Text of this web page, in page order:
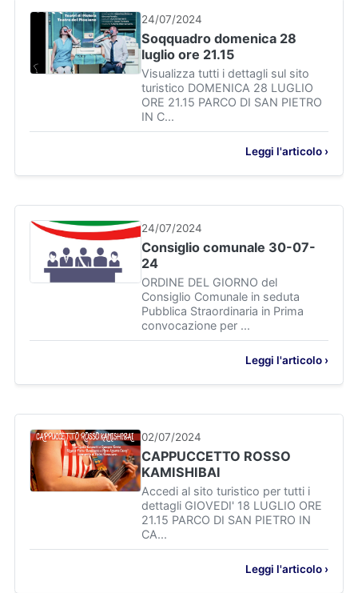
24/07/2024
Soqquadro domenica 28
luglio ore 21.15
Visualizza tutti i dettagli sul sito
turistico DOMENICA 28 LUGLIO
ORE 21.15 PARCO DI SAN PIETRO
IN C...
Leggi l'articolo ›
24/07/2024
Consiglio comunale 30-07-
24
ORDINE DEL GIORNO del
Consiglio Comunale in seduta
Pubblica Straordinaria in Prima
convocazione per ...
Leggi l'articolo ›
02/07/2024
CAPPUCCETTO ROSSO
KAMISHIBAI
Accedi al sito turistico per tutti i
dettagli GIOVEDI' 18 LUGLIO ORE
21.15 PARCO DI SAN PIETRO IN
CA...
Leggi l'articolo ›